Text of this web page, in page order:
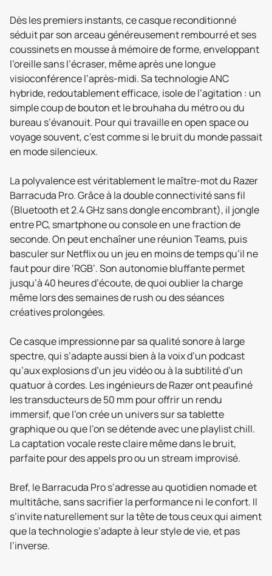
Dès les premiers instants, ce casque reconditionné
séduit par son arceau généreusement rembourré et ses
coussinets en mousse à mémoire de forme, enveloppant
l’oreille sans l’écraser, même après une longue
visioconférence l’après-midi. Sa technologie ANC
hybride, redoutablement efficace, isole de l’agitation : un
simple coup de bouton et le brouhaha du métro ou du
bureau s’évanouit. Pour qui travaille en open space ou
voyage souvent, c’est comme si le bruit du monde passait
en mode silencieux.
La polyvalence est véritablement le maître-mot du Razer
Barracuda Pro. Grâce à la double connectivité sans fil
(Bluetooth et 2.4 GHz sans dongle encombrant), il jongle
entre PC, smartphone ou console en une fraction de
seconde. On peut enchaîner une réunion Teams, puis
basculer sur Netflix ou un jeu en moins de temps qu’il ne
faut pour dire ‘RGB’. Son autonomie bluffante permet
jusqu’à 40 heures d’écoute, de quoi oublier la charge
même lors des semaines de rush ou des séances
créatives prolongées.
Ce casque impressionne par sa qualité sonore à large
spectre, qui s’adapte aussi bien à la voix d’un podcast
qu’aux explosions d’un jeu vidéo ou à la subtilité d’un
quatuor à cordes. Les ingénieurs de Razer ont peaufiné
les transducteurs de 50 mm pour offrir un rendu
immersif, que l’on crée un univers sur sa tablette
graphique ou que l’on se détende avec une playlist chill.
La captation vocale reste claire même dans le bruit,
parfaite pour des appels pro ou un stream improvisé.
Bref, le Barracuda Pro s’adresse au quotidien nomade et
multitâche, sans sacrifier la performance ni le confort. Il
s’invite naturellement sur la tête de tous ceux qui aiment
que la technologie s’adapte à leur style de vie, et pas
l’inverse.